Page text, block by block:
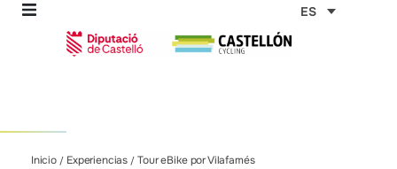
contenido
ES
Inicio/ Experiencias /Tour eBike por Vilafamés